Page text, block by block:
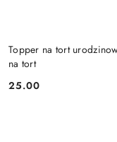
Topper na tort
na tort
Cena:
25.00